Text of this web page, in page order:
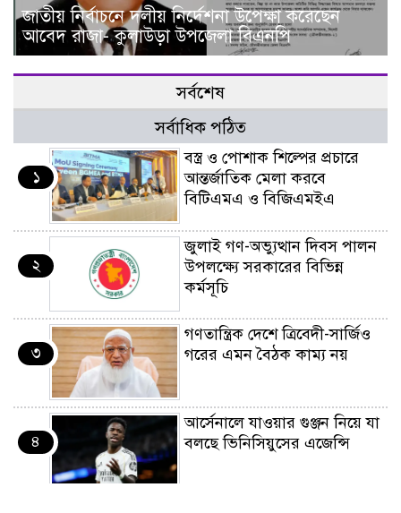
জাতীয় নির্বাচনে দলীয় নির্দেশনা উপেক্ষা করেছেন
আবেদ রাজা- কুলাউড়া উপজেলা বিএনপি
সর্বশেষ
সর্বাধিক পঠিত
১
বস্ত্র ও পোশাক শিল্পের প্রচারে
আন্তর্জাতিক মেলা করবে
বিটিএমএ ও বিজিএমইএ
২
জুলাই গণ-অভ্যুত্থান দিবস পালন
উপলক্ষ্যে সরকারের বিভিন্ন
কর্মসূচি
৩
গণতান্ত্রিক দেশে ত্রিবেদী-সার্জিও
গরের এমন বৈঠক কাম্য নয়
৪
আর্সেনালে যাওয়ার গুঞ্জন নিয়ে যা
বলছে ভিনিসিয়ুসের এজেন্সি